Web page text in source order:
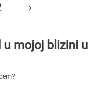
›
u mojoj blizini u